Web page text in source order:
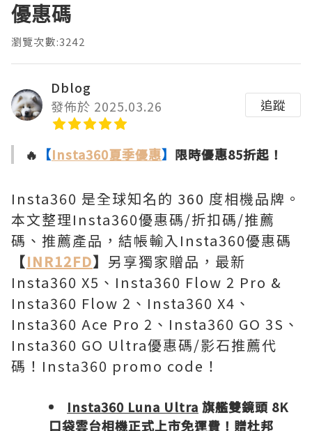
優惠碼
瀏覽次數:3242
Dblog
發佈於 2025.03.26
追蹤
🔥 【Insta360夏季優惠】 限時優惠85折起！
Insta360 是全球知名的 360 度相機品牌。
本文整理Insta360優惠碼/折扣碼/推薦
碼、推薦產品，結帳輸入Insta360優惠碼
【INR12FD】 另享獨家贈品，最新
Insta360 X5、Insta360 Flow 2 Pro &
Insta360 Flow 2、Insta360 X4、
Insta360 Ace Pro 2、Insta360 GO 3S、
Insta360 GO Ultra優惠碼/影石推薦代
碼！Insta360 promo code！
Insta360 Luna Ultra 旗艦雙鏡頭 8K
口袋雲台相機正式上市免運費！贈杜邦